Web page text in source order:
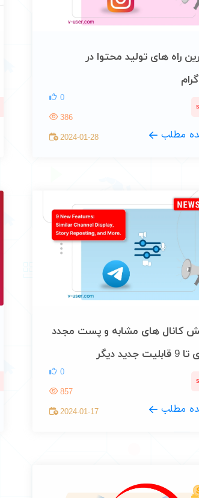
راه های تولید محتوا در
مطلب
0
386
2024-01-28
کانال های مشابه و پست مجدد
دیگر
مطلب
0
857
2024-01-17